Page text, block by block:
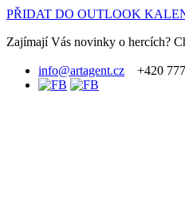
PŘIDAT DO OUTLOOK
Zajímají Vás novinky o hercích?
info@artagent.cz +420 777